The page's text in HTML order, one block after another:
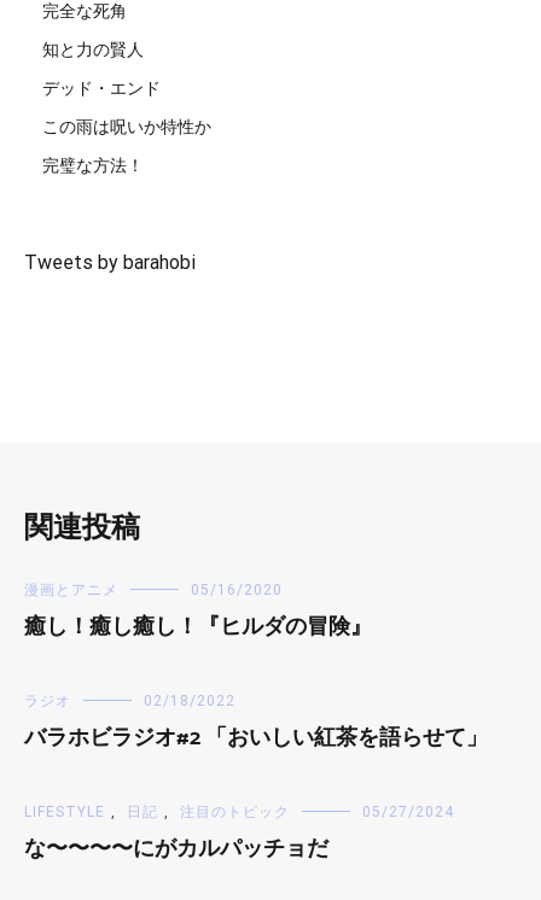
完全な死角
知と力の賢人
デッド・エンド
この雨は呪いか特性か
完璧な方法！
Tweets by barahobi
関連投稿
漫画とアニメ 05/16/2020
癒し！癒し癒し！『ヒルダの冒険』
ラジオ 02/18/2022
バラホビラジオ#2 「おいしい紅茶を語らせて」
LIFESTYLE , 日記 , 注目のトピック 05/27/2024
な〜〜〜〜にがカルパッチョだ